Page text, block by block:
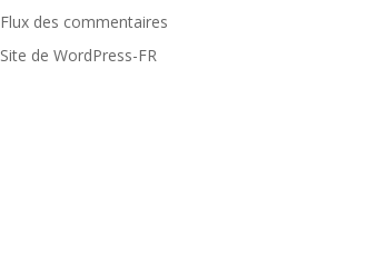
Flux des commentaires
Site de WordPress-FR